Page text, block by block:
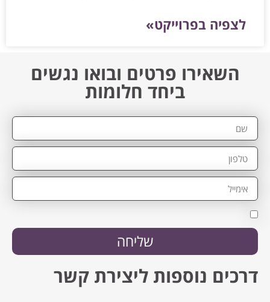
לצפיה בפרוייקט»
השאירו פרטים ובואו נגשים
ביחד חלומות
שליחה
דרכים נוספות ליצירת קשר